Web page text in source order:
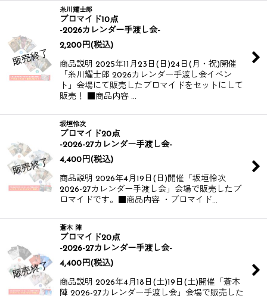
糸川耀士郎
ブロマイド10点
-2026カレンダー手渡し会-
2,200 円(税込)
商品説明 2025年11月23日(日)24日(月・祝)開催
「糸川耀士郎 2026カレンダー手渡し会イベン
ト」会場にて販売したブロマイドをセットにして
販売！ ■商品内容 …
坂垣怜次
ブロマイド20点
-2026-27カレンダー手渡し会-
4,400 円(税込)
商品説明 2026年4月19日(日)開催​​​​ 「坂垣怜次
2026-27カレンダー手渡し会」​​会場で販売したブ
ロマイドです。​​ ​​ ■商品内容 ・ブロマイド…
蒼木 陣
ブロマイド20点
-2026-27カレンダー手渡し会-
4,400 円(税込)
商品説明 2026年4月18日(土)19日(土)開催​​​​ 「蒼木
陣 2026-27カレンダー手渡し会」​​会場で販売した